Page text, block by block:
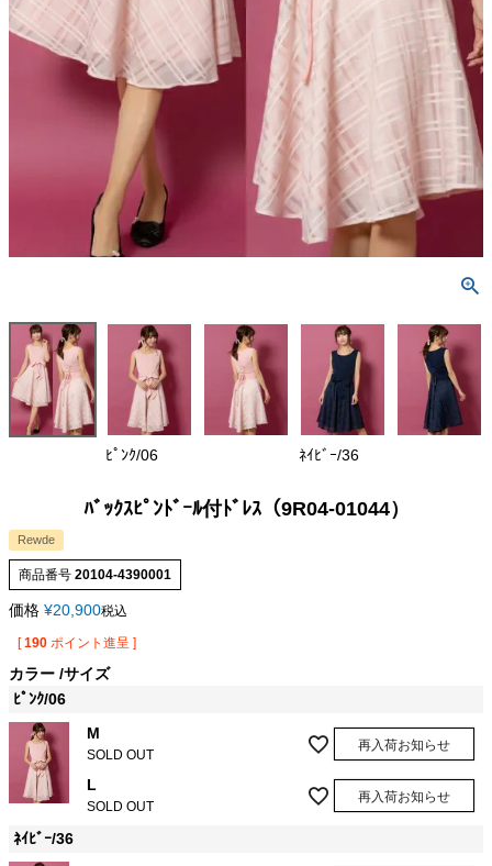
ﾋﾟﾝｸ/06 ﾈｲﾋﾞｰ/36
ﾊﾞｯｸｽﾋﾟﾝﾄﾞｰﾙ付ﾄﾞﾚｽ（9R04-01044）
Rewde
商品番号 20104-4390001
価格 ¥20,900税込
[ 190 ポイント進呈 ]
カラー サイズ
ﾋﾟﾝｸ/06
M
SOLD OUT
再入荷お知らせ
L
SOLD OUT
再入荷お知らせ
ﾈｲﾋﾞｰ/36